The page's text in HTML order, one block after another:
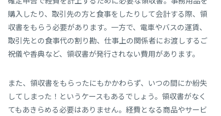
購入したり、取引先の方と食事をしたりして会計する際、領
収書をもらう必要があります。一方で、電車やバスの運賃、
取引先との食事代の割り勘、仕事上の関係者にお渡しするご
祝儀や香典など、領収書が発行されない費用があります。
また、領収書をもらったにもかかわらず、いつの間にか紛失
してしまった！というケースもあるでしょう。領収書がなく
てもあきらめる必要はありません。経費となる商品やサービ